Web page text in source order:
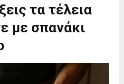
τα τέλεια
με σπανάκι